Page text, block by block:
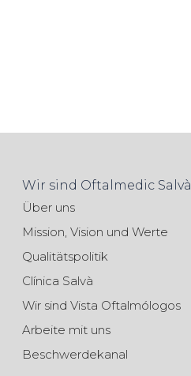
Wir sind Oftalmedic Salvà
Über uns
Mission, Vision und Werte
Qualitätspolitik
Clínica Salvà
Wir sind Vista Oftalmólogos
Arbeite mit uns
Beschwerdekanal